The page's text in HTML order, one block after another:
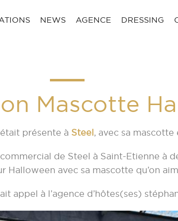
NEWS AGENCE DRESSING
Mascotte
était présente à Steel , avec sa
de Steel à Saint-Etienne à
Halloween avec sa mascotte qu’on
appel à l’agence d’hôtes(ses)